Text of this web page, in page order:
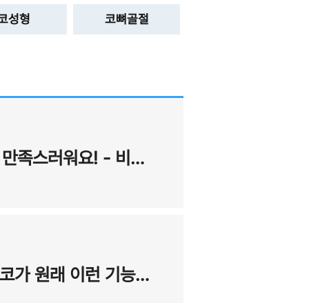
성형 코뼈골절
7월의 BEST 후기 - 기능적인 부분,외형적인 부분 모두 만족스러워요! - 비중격,비염,비밸브,코성형 후기
6월의 BEST 후기 - 숨이 한꺼번에 들어오면서 아 ~내 코가 원래 이런 기능을 하는 기관이었구나 싶었습니다! - 코성형, 비중격만곡증,비염 수술후기